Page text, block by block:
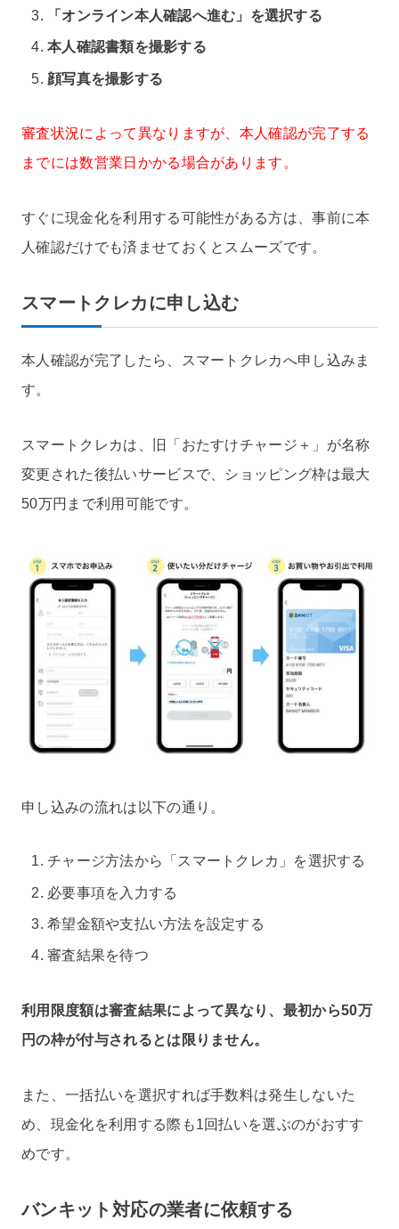
「オンライン本人確認へ進む」を選択する
本人確認書類を撮影する
顔写真を撮影する
審査状況によって異なりますが、本人確認が完了する
までには数営業日かかる場合があります。
すぐに現金化を利用する可能性がある方は、事前に本
人確認だけでも済ませておくとスムーズです。
スマートクレカに申し込む
本人確認が完了したら、スマートクレカへ申し込みま
す。
スマートクレカは、旧「おたすけチャージ＋」が名称
変更された後払いサービスで、ショッピング枠は最大
50万円まで利用可能です。
申し込みの流れは以下の通り。
チャージ方法から「スマートクレカ」を選択する
必要事項を入力する
希望金額や支払い方法を設定する
審査結果を待つ
利用限度額は審査結果によって異なり、最初から50万
円の枠が付与されるとは限りません。
また、一括払いを選択すれば手数料は発生しないた
め、現金化を利用する際も1回払いを選ぶのがおすす
めです。
バンキット対応の業者に依頼する